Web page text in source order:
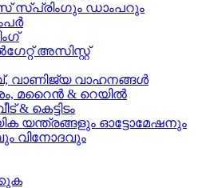
സ്പ്രിംഗും ഡാംപറും
അസിസ്റ്റ്
വാണിജ്യ വാഹനങ്ങൾ
മറൈൻ & റെയിൽ
& കെട്ടിടം
യന്ത്രങ്ങളും ഓട്ടോമേഷനും
വിനോദവും